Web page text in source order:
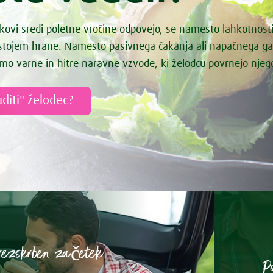
juha
čokoladice s čilijem
s porom
s kvinojo
z meto
z drobnjakom
hrustljavi kruhki
skutin kolač z jagodičevjem
s pehtranom
sredi poletne vročine odpovejo, se namesto
hrane. Namesto pasivnega čakanja ali napačnega
varne in hitre naravne vzvode, ki želodcu povrnejo
želodec?
začetek